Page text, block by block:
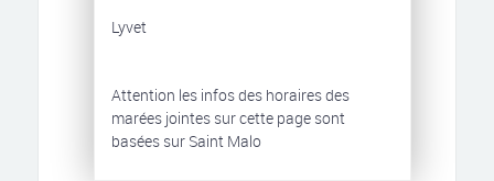
Lyvet
Attention les infos des horaires des
marées jointes sur cette page sont
basées sur Saint Malo